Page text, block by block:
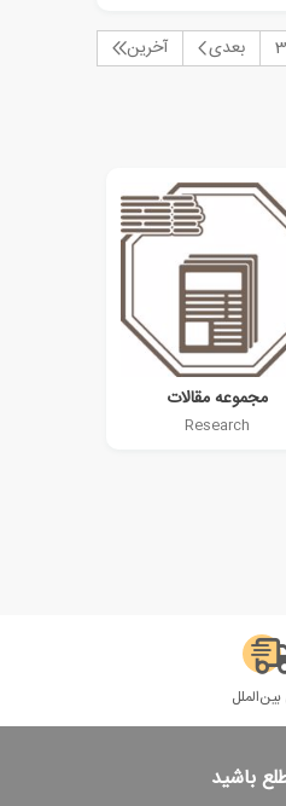
3 بعدی آخرین
مجموعه مقالات
Research
باشید